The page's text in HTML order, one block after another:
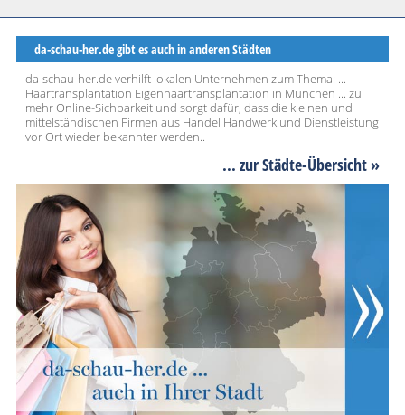
da-schau-her.de gibt es auch in anderen Städten
da-schau-her.de verhilft lokalen Unternehmen zum Thema: ...
Haartransplantation Eigenhaartransplantation in München ... zu
mehr Online-Sichbarkeit und sorgt dafür, dass die kleinen und
mittelständischen Firmen aus Handel Handwerk und Dienstleistung
vor Ort wieder bekannter werden..
... zur Städte-Übersicht »